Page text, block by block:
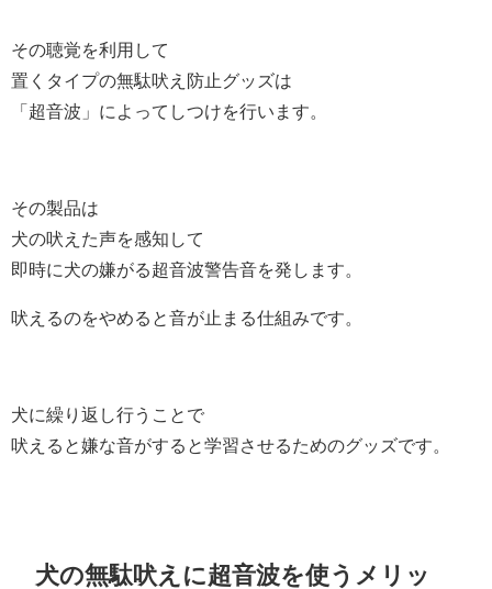
その聴覚を利用して
置くタイプの無駄吠え防止グッズは
「超音波」によってしつけを行います。
その製品は
犬の吠えた声を感知して
即時に犬の嫌がる超音波警告音を発します。
吠えるのをやめると音が止まる仕組みです。
犬に繰り返し行うことで
吠えると嫌な音がすると学習させるためのグッズです。
犬の無駄吠えに超音波を使うメリッ